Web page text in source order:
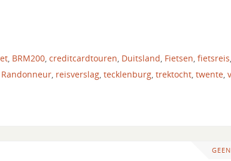
, BRM200, creditcardtouren, Duitsland, Fietsen, fietsreis,
Randonneur, reisverslag, tecklenburg, trektocht, twente,